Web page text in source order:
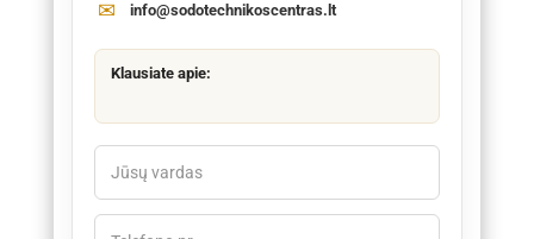
info@sodotechnikoscentras.lt
Klausiate apie: